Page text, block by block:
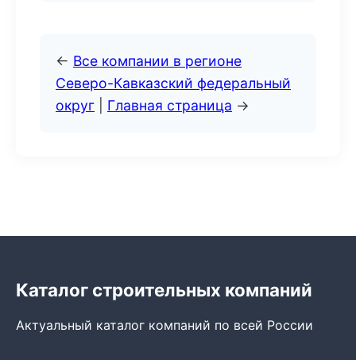
← Все компании в регионе
Северо-Кавказский федеральный
округ
Главная страница →
Каталог строительных компаний
Актуальный каталог компаний по всей России